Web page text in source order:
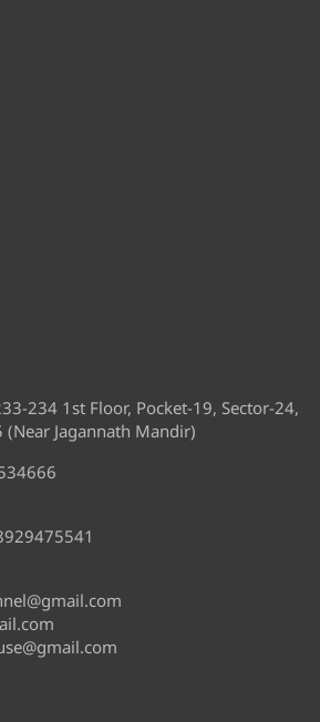
234 1st Floor, Pocket-19, Sector-24,
Jagannath Mandir)